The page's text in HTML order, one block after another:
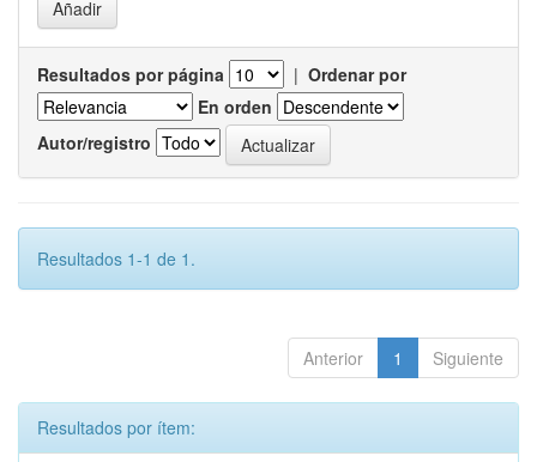
Resultados por página | Ordenar por
En orden
Autor/registro
Resultados 1-1 de 1.
Anterior 1 Siguiente
Resultados por ítem: